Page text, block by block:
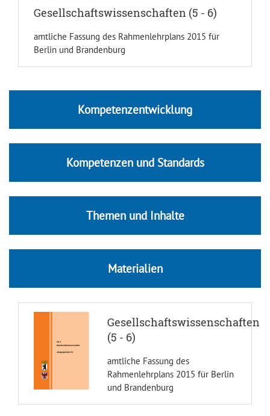
Gesellschaftswissenschaften (5 - 6)
amtliche Fassung des Rahmenlehrplans 2015 für
Berlin und Brandenburg
Kompetenzentwicklung
Kompetenzen und Standards
Themen und Inhalte
Materialien
Gesellschaftswissenschaften
(5 - 6)
amtliche Fassung des
Rahmenlehrplans 2015 für Berlin
und Brandenburg